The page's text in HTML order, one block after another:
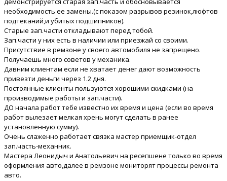
необходимость ее замены.(с показом разрывов резинок,люфтов
подтеканий,и убитых подшипников).
Старые зап.части откладывают перед тобой.
Зап.части у них есть в наличии или приезжай со своими.
Присутствие в ремзоне у своего автомобиля не запрещено.
Получаешь много советов у механика.
Давним клиентам если не хватает денег дают возможность
привезти деньги через 1.2 дня.
Постоянные клиенты пользуются хорошими скидками (на
производимые работы и зап.части).
ДО начала работ тебе известно их время и цена (если во время
работ вылезает мелкая хрень могут сделать в ранее
установленную сумму).
Очень слаженно работает связка мастер приемщик-отдел
зап.часть-механник.
Мастера Леонидыч и Анатольевич на ресепшене только во время
оформления авто,далее в ремзоне мониторят процессы ремонта
авто.